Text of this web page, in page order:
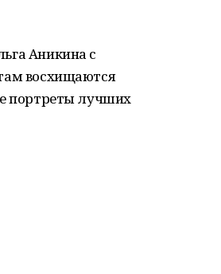
Аникина с
восхищаются
портреты лучших